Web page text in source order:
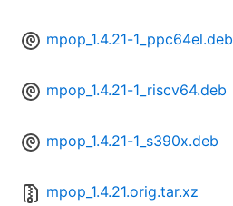
mpop_1.4.21-1_ppc64el.deb
mpop_1.4.21-1_riscv64.deb
mpop_1.4.21-1_s390x.deb
mpop_1.4.21.orig.tar.xz